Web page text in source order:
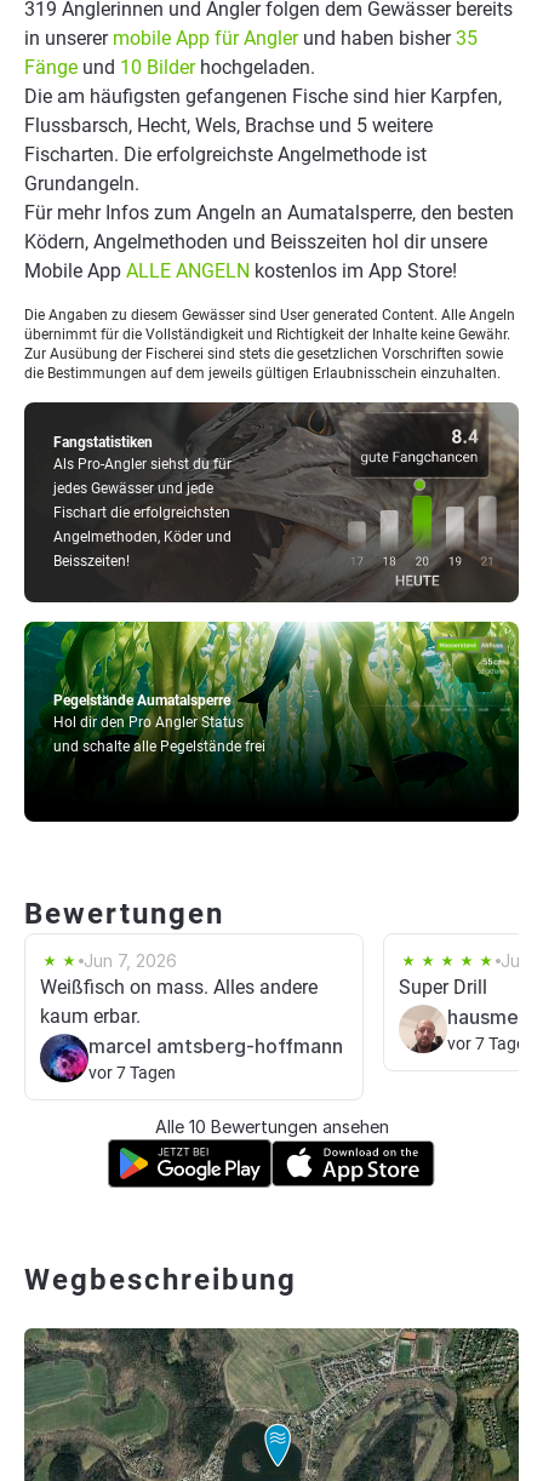
Pegelstände Aumatalsperre
Hol dir den Pro Angler Status
und schalte alle Pegelstände frei
Fangstatistiken
Als Pro-Angler siehst du für
jedes Gewässer und jede
Fischart die erfolgreichsten
Angelmethoden, Köder und
Beisszeiten!
319 Anglerinnen und Angler folgen dem Gewässer bereits
in unserer mobile App für Anglerund haben bisher35
Fänge und 10 Bilderhochgeladen.
Die am häufigsten gefangenen Fische sind hier Karpfen,
Flussbarsch, Hecht, Wels, Brachse und 5 weitere
Fischarten. Die erfolgreichste Angelmethode ist
Grundangeln.
Für mehr Infos zum Angeln an Aumatalsperre, den besten
Ködern, Angelmethoden und Beisszeiten hol dir unsere
Mobile App ALLE ANGELN kostenlos im App Store!
Die Angaben zu diesem Gewässer sind User generated Content. Alle Angeln
übernimmt für die Vollständigkeit und Richtigkeit der Inhalte keine Gewähr.
Zur Ausübung der Fischerei sind stets die gesetzlichen Vorschriften sowie
die Bestimmungen auf dem jeweils gültigen Erlaubnisschein einzuhalten.
Bewertungen
Jun 7, 2026
Weißfisch on mass. Alles andere
kaum erbar.
marcel amtsberg-hoffmann
vor 7 Tagen
Jun
Super Drill
vor 7 Tagen
Alle 10 Bewertungen ansehen
Wegbeschreibung